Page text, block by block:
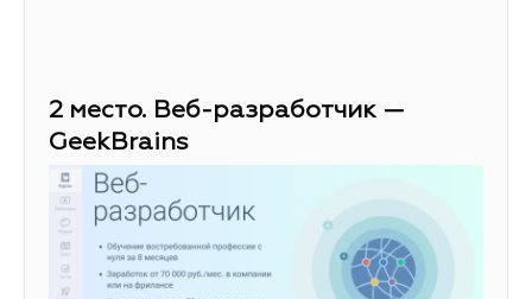
2 место. Веб-разработчик —
GeekBrains